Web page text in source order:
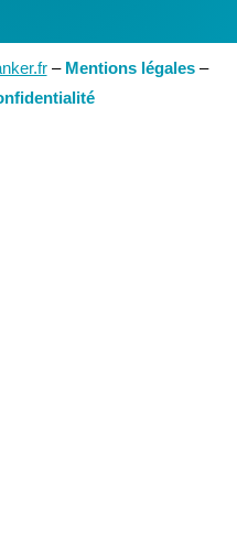
– Mentions légales–